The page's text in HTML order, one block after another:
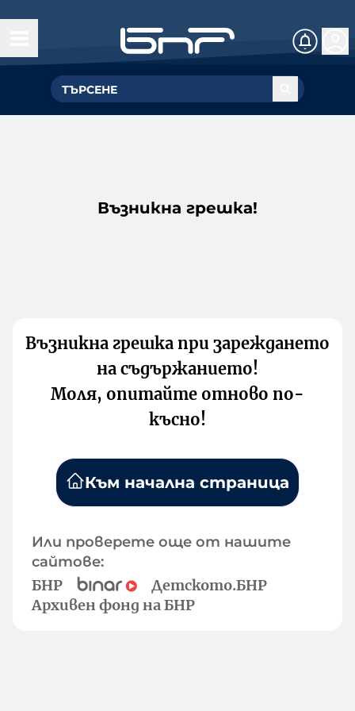
Възникна грешка!
Възникна грешка при зареждането
на съдържанието!
Моля, опитайте отново по-
късно!
Към начална страница
Или проверете още от нашите
сайтове:
БНР
Детското.БНР
Архивен фонд на БНР